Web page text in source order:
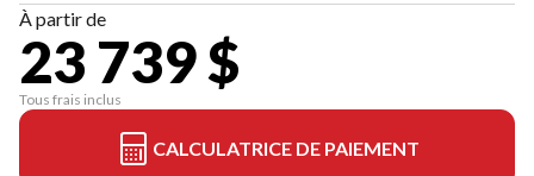
À partir de
23 739 $
Tous frais inclus
CALCULATRICE DE PAIEMENT